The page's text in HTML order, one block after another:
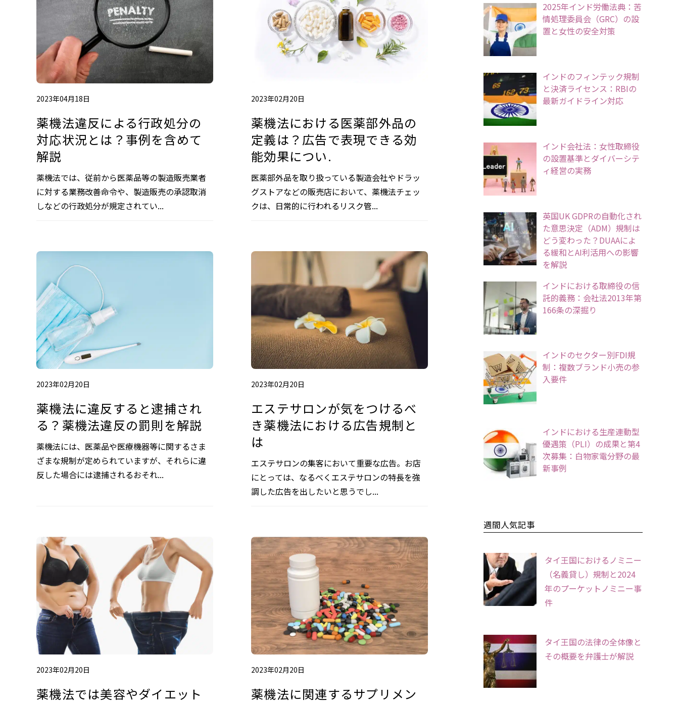
2023年04月18日
薬機法違反による行政処分の
対応状況とは？事例を含めて
解説
薬機法では、従前から医薬品等の製造販売業者
に対する業務改善命令や、製造販売の承認取消
しなどの行政処分が規定されてい...
2023年02月20日
薬機法における医薬部外品の
定義は？広告で表現できる効
能効果につい.
医薬部外品を取り扱っている製造会社やドラッ
グストアなどの販売店において、薬機法チェッ
クは、日常的に行われるリスク管...
2023年02月20日
薬機法に違反すると逮捕され
る？薬機法違反の罰則を解説
薬機法には、医薬品や医療機器等に関するさま
ざまな規制が定められていますが、それらに違
反した場合には逮捕されるおそれ...
2023年02月20日
エステサロンが気をつけるべ
き薬機法における広告規制と
は
エステサロンの集客において重要な広告。お店
にとっては、なるべくエステサロンの特長を強
調した広告を出したいと思うでし...
2023年02月20日
薬機法では美容やダイエット
2023年02月20日
薬機法に関連するサプリメン
2025年インド労働法典：苦
情処理委員会（GRC）の設
置と女性の安全対策
インドのフィンテック規制
と決済ライセンス：RBIの
最新ガイドライン対応
インド会社法：女性取締役
の設置基準とダイバーシテ
ィ経営の実務
英国UK GDPRの自動化され
た意思決定（ADM）規制は
どう変わった？DUAAによ
る緩和とAI利活用への影響
を解説
インドにおける取締役の信
託的義務：会社法2013年第
166条の深掘り
インドのセクター別FDI規
制：複数ブランド小売の参
入要件
インドにおける生産連動型
優遇策（PLI）の成果と第4
次募集：白物家電分野の最
新事例
週間人気記事
タイ王国におけるノミニー
（名義貸し）規制と2024
年のプーケットノミニー事
件
タイ王国の法律の全体像と
その概要を弁護士が解説